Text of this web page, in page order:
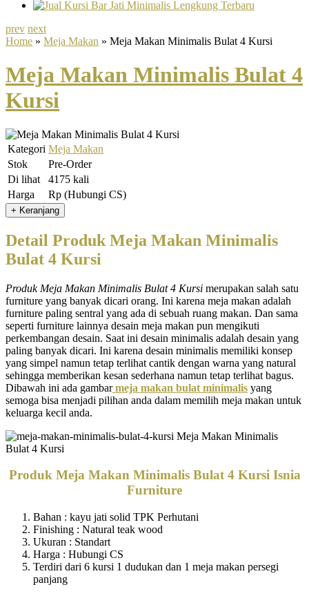
prev next
Home » Meja Makan » Meja Makan Minimalis Bulat 4 Kursi
Meja Makan Minimalis Bulat 4
Kursi
Kategori Meja Makan
Stok
Pre-Order
Di lihat
4175 kali
Harga
Rp (Hubungi CS)
Detail Produk Meja Makan Minimalis
Bulat 4 Kursi
Produk Meja Makan Minimalis Bulat 4 Kursi merupakan salah satu
furniture yang banyak dicari orang. Ini karena meja makan adalah
furniture paling sentral yang ada di sebuah ruang makan. Dan sama
seperti furniture lainnya desain meja makan pun mengikuti
perkembangan desain. Saat ini desain minimalis adalah desain yang
paling banyak dicari. Ini karena desain minimalis memiliki konsep
yang simpel namun tetap terlihat cantik dengan warna yang natural
sehingga memberikan kesan sederhana namun tetap terlihat bagus.
Dibawah ini ada gambarmeja makan bulat minimalis yang
semoga bisa menjadi pilihan anda dalam memilih meja makan untuk
keluarga kecil anda.
Produk Meja Makan Minimalis Bulat 4 Kursi Isnia
Furniture
Bahan : kayu jati solid TPK Perhutani
Finishing : Natural teak wood
Ukuran : Standart
Harga : Hubungi CS
Terdiri dari 6 kursi 1 dudukan dan 1 meja makan persegi
panjang